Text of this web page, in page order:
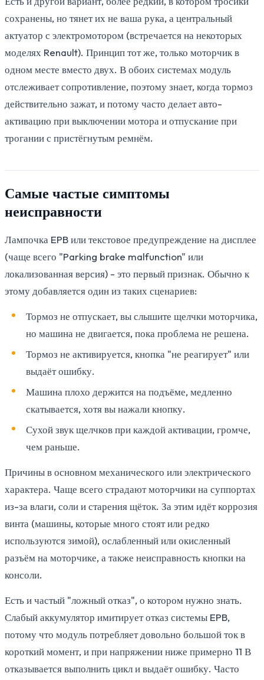
сохранены, но тянет их не ваша рука, а центральный
актуатор с электромотором (встречается на некоторых
моделях Renault). Принцип тот же, только моторчик в
одном месте вместо двух. В обоих системах модуль
отслеживает сопротивление, поэтому знает, когда тормоз
действительно зажат, и потому часто делает авто-
активацию при выключении мотора и отпускание при
трогании с пристёгнутым ремнём.
Самые частые симптомы
неисправности
Лампочка EPB или текстовое предупреждение на дисплее
(чаще всего "Parking brake malfunction" или
локализованная версия) - это первый признак. Обычно к
этому добавляется один из таких сценариев:
Тормоз не отпускает, вы слышите щелчки моторчика,
но машина не двигается, пока проблема не решена.
Тормоз не активируется, кнопка "не реагирует" или
выдаёт ошибку.
Машина плохо держится на подъёме, медленно
скатывается, хотя вы нажали кнопку.
Сухой звук щелчков при каждой активации, громче,
чем раньше.
Причины в основном механического или электрического
характера. Чаще всего страдают моторчики на суппортах
из-за влаги, соли и старения щёток. За этим идёт коррозия
винта (машины, которые много стоят или редко
используются зимой), ослабленный или окисленный
разъём на моторчике, а также неисправность кнопки на
консоли.
Есть и частый "ложный отказ", о котором нужно знать.
Слабый аккумулятор имитирует отказ системы EPB,
потому что модуль потребляет довольно большой ток в
короткий момент, и при напряжении ниже примерно 11 В
отказывается выполнить цикл и выдаёт ошибку. Часто